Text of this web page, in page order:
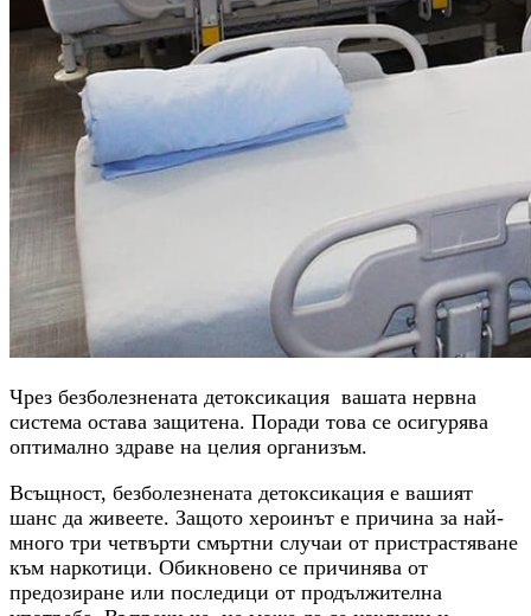
Чрез безболезнената детоксикация вашата нервна
система остава защитена. Поради това се осигурява
оптимално здраве на целия организъм.
Всъщност, безболезнената детоксикация е вашият
шанс да живеете. Защото хероинът е причина за най-
много три четвърти смъртни случаи от пристрастяване
към наркотици. Обикновено се причинява от
предозиране или последици от продължителна